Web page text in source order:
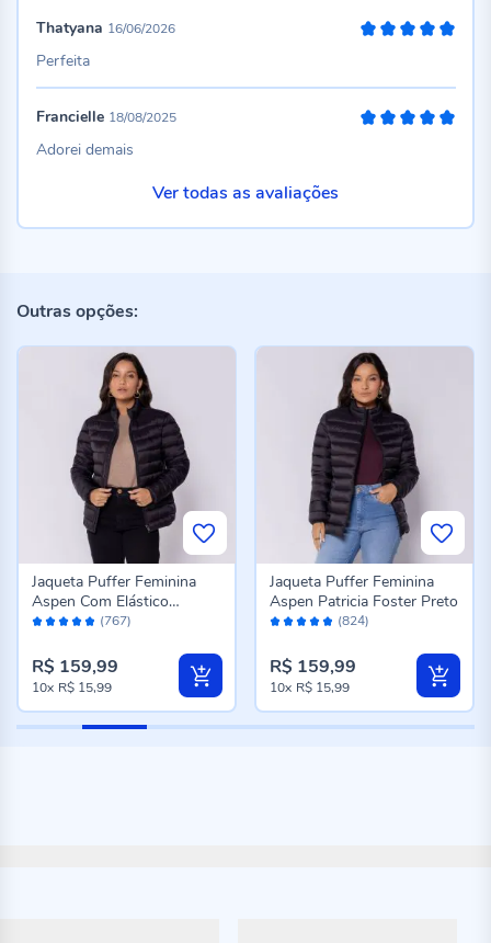
Thatyana 16/06/2026
Perfeita
Francielle 18/08/2025
Adorei demais
Ver todas as avaliações
Outras opções:
Avaliação: (767)
Jaqueta Puffer Feminina
Aspen Com Elástico
Patricia Foster Preto
R$ 159,99
10x R$ 15,99
Avaliação: (824)
Jaqueta Puffer Feminina
Aspen Patricia Foster Preto
R$ 159,99
10x R$ 15,99